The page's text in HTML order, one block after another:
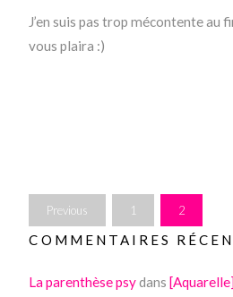
J’en suis pas trop mécontente au
vous plaira :)
Previous 1 2
COMMENTAIRES
La parenthèse psydans